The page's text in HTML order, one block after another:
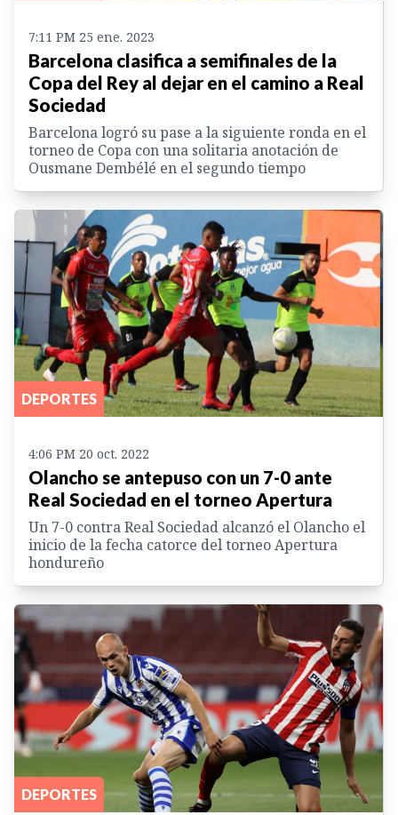
7:11 PM 25 ene. 2023
Barcelona clasifica a semifinales de la
Copa del Rey al dejar en el camino a Real
Sociedad
Barcelona logró su pase a la siguiente ronda en el
torneo de Copa con una solitaria anotación de
Ousmane Dembélé en el segundo tiempo
DEPORTES
4:06 PM 20 oct. 2022
Olancho se antepuso con un 7-0 ante
Real Sociedad en el torneo Apertura
Un 7-0 contra Real Sociedad alcanzó el Olancho el
inicio de la fecha catorce del torneo Apertura
hondureño
DEPORTES